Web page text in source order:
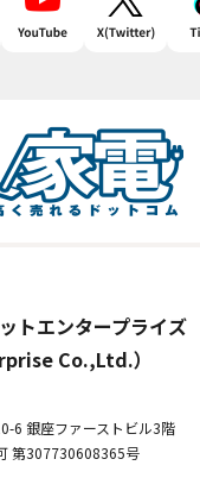
トエンタープライズ
Co.,Ltd.）
6 銀座ファーストビル3階
第307730608365号